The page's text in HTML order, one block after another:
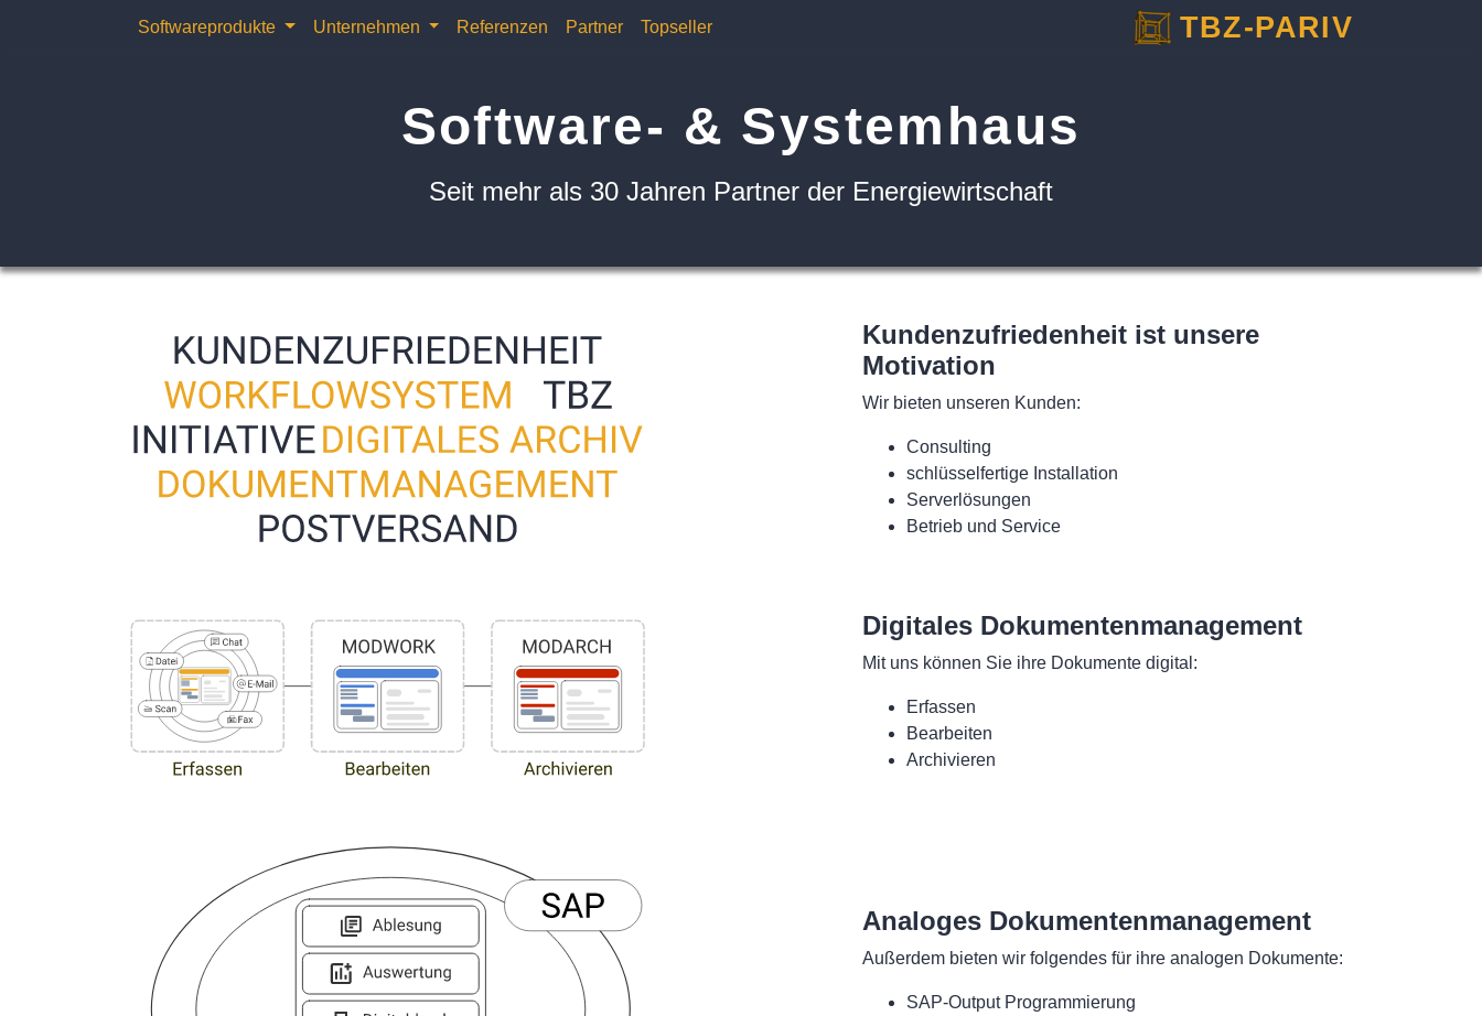
TBZ-PARIV
Softwareprodukte Unternehmen Referenzen Partner Topseller
Software- & Systemhaus
Seit mehr als 30 Jahren Partner der Energiewirtschaft
Kundenzufriedenheit ist unsere
Motivation
Wir bieten unseren Kunden:
Consulting
schlüsselfertige Installation
Serverlösungen
Betrieb und Service
Digitales Dokumentenmanagement
Mit uns können Sie ihre Dokumente digital:
Erfassen
Bearbeiten
Archivieren
Analoges Dokumentenmanagement
Außerdem bieten wir folgendes für ihre analogen Dokumente:
SAP-Output Programmierung